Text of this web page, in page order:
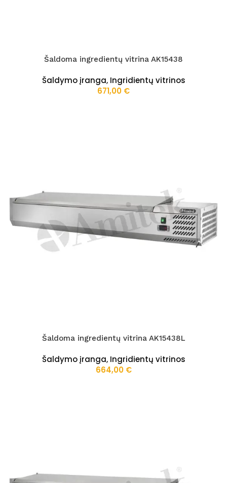
Šaldoma ingredientų vitrina AK15438
Šaldymo įranga, Ingridientų vitrinos
671,00 €
Šaldoma ingredientų vitrina AK15438L
Šaldymo įranga, Ingridientų vitrinos
664,00 €